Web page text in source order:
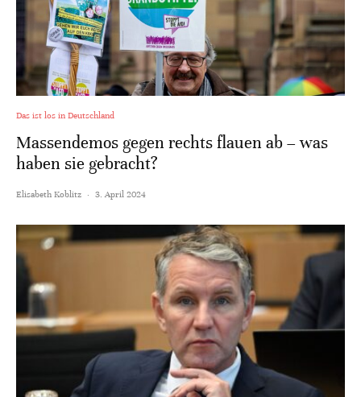
Das ist los in Deutschland
Massendemos gegen rechts flauen ab – was
haben sie gebracht?
Elisabeth Koblitz · 3. April 2024